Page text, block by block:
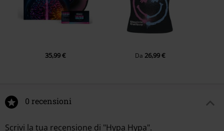
35,99 € Da 26,99 €
0 recensioni
Scrivi la tua recensione di "Hypa Hypa".